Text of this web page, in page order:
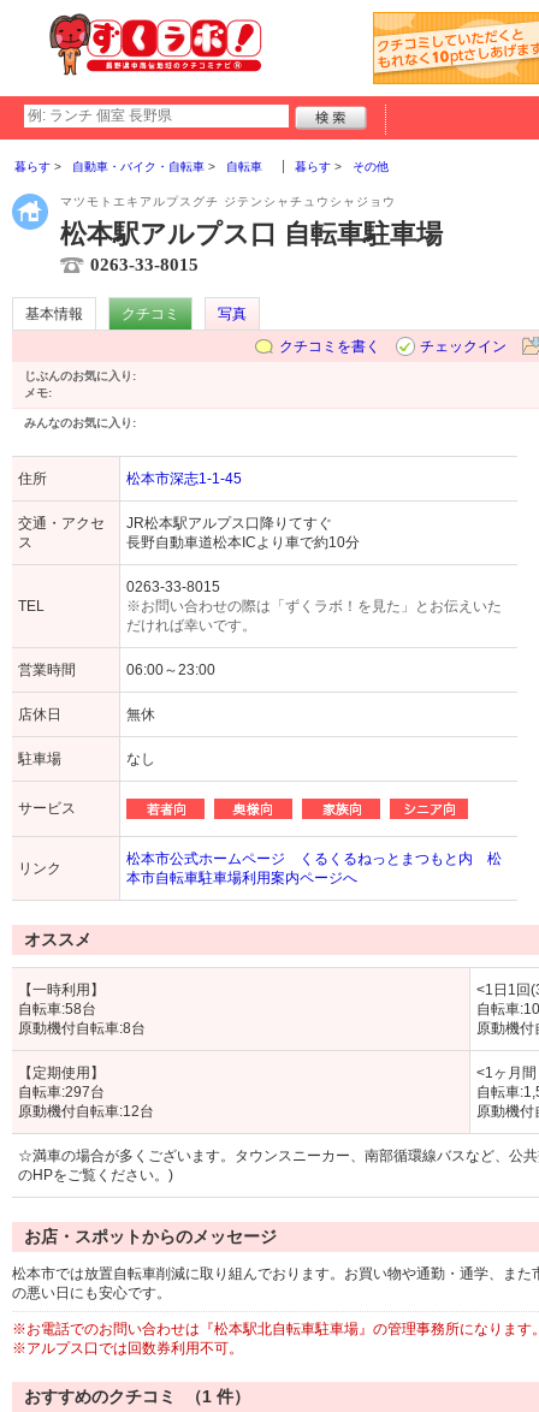
暮らす 自動車・バイク・自転車 自転車 暮らす その他
マツモトエキアルプスグチ ジテンシャチュウシャジョウ
松本駅アルプス口 自転車駐車場
0263-33-8015
基本情報 クチコミ
写真
クチコミを書く
チェックイン
じぶんのお気に入り:
メモ:
みんなのお気に入り:
住所 松本市深志1-1-45
交通・アクセ
ス
JR松本駅アルプス口降りてすぐ
長野自動車道松本ICより車で約10分
TEL
0263-33-8015
※お問い合わせの際は「ずくラボ！を見た」とお伝えいた
だければ幸いです。
営業時間 06:00～23:00
店休日 無休
駐車場 なし
サービス
リンク
松本市公式ホームページ くるくるねっとまつもと内 松
本市自転車駐車場利用案内ページへ
オススメ
【一時利用】
自転車:58台
原動機付自転車:8台
<1日1回
自転車
原動機付
【定期使用】
自転車:297台
原動機付自転車:12台
<1ヶ月
自転車
原動機付
☆満車の場合が多くございます。タウンスニーカー、南部循環線バスなど、公
のHPをご覧ください。)
お店・スポットからのメッセージ
松本市では放置自転車削減に取り組んでおります。お買い物や通勤・通学、ま
の悪い日にも安心です。
※お電話でのお問い合わせは『松本駅北自転車駐車場』の管理事務所になります
※アルプス口では回数券利用不可。
おすすめのクチコミ （1 件）